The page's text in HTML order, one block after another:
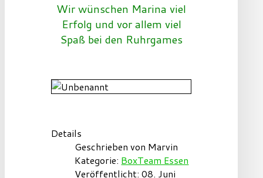
Wir wünschen Marina viel
Erfolg und vor allem viel
Spaß bei den Ruhrgames
Details
Geschrieben von Marvin
Kategorie: BoxTeam Essen
Veröffentlicht: 08. Juni